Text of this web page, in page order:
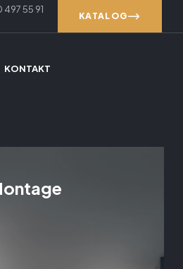
55 91
KATALOG
KONTAKT